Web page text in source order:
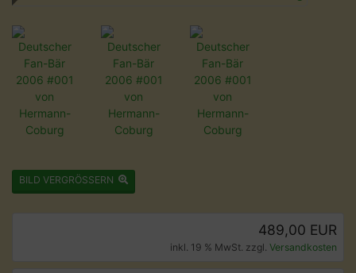
BILD VERGRÖSSERN
489,00 EUR
inkl. 19 % MwSt. zzgl. Versandkosten